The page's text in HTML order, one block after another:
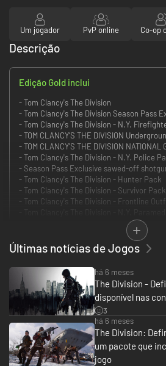
Um jogador PvP online Co-op
Descrição
Edição Gold inclui
- Tom Clancy's The Division
- Tom Clancy's The Division Season Pass
- Tom Clancy's The Division - N.Y.
- TOM CLANCY’S THE DIVISION
- TOM CLANCY'S THE DIVISION NATIONAL
- Tom Clancy's The Division - N.Y. Police
- Season Pass Exclusive sawed-off
- Tom Clancy's The Division - Hunter Pack
- Tom Clancy's The Division - Survivor Pack
- Tom Clancy's The Division - Frontline
- TOM CLANCY'S THE DIVISION HAZMAT
- Tom Clancy's The Division Season Pass
- Tom Clancy's The Division Last Stand
- TOM CLANCY’S THE DIVISION Survival
Experimenta The Division gratuitamente!
Joga por 6 horas, sozinho ou em modo
Nova Iorque duma pandemia devastadora.
Tom Clancy's The Division Gold Edition inclui
conjunto de equipamento exclusivo National
The Division Season Pass deixa-te aceder às
Últimas notícias de Jogos
há 6 meses
The Division -
disponível nas
3
há 6 meses
The Division:
um pacote que
jogo